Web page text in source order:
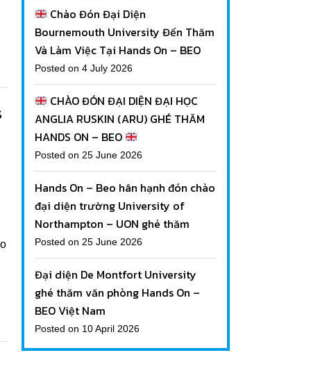
Chào Đón Đại Diện
Bournemouth University Đến Thăm
Và Làm Việc Tại Hands On – BEO
Posted on 4 July 2026
CHÀO ĐÓN ĐẠI DIỆN ĐẠI HỌC
ANGLIA RUSKIN (ARU) GHÉ THĂM
HANDS ON – BEO
Posted on 25 June 2026
Hands On – Beo hân hạnh đón chào
đại diện trường University of
Northampton – UON ghé thăm
Posted on 25 June 2026
Đại diện De Montfort University
ghé thăm văn phòng Hands On –
BEO Việt Nam
Posted on 10 April 2026